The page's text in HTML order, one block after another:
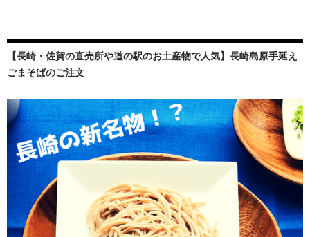
【長崎・佐賀の直売所や道の駅のお土産物で人気】長崎島原手延え
ごまそばのご注文